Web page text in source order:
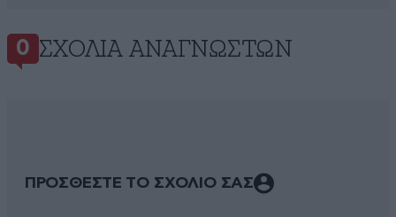
0 ΣΧΌΛΙΑ ΑΝΑΓΝΩΣΤΏΝ
ΠΡΟΣΘΕΣΤΕ ΤΟ ΣΧΟΛΙΟ ΣΑΣ